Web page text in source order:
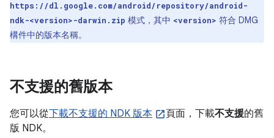
https://dl.google.com/android/repository/android-
ndk-<version>-darwin.zip 模式，其中 <version> 符合 DMG
構件中的版本名稱。
不支援的舊版本
您可以從下載不支援的 NDK 版本 頁面，下載不支援的舊
版 NDK。